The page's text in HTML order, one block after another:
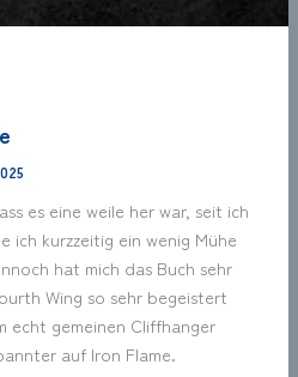
es eine weile her war, seit ich
ich kurzzeitig ein wenig Mühe
hat mich das Buch sehr
Wing so sehr begeistert
echt gemeinen Cliffhanger
auf Iron Flame.